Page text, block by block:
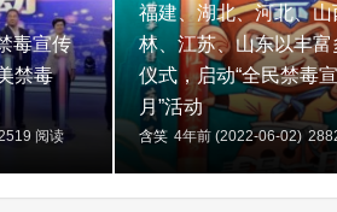
毒宣传
禁毒
阅读
福建、湖北、河北、山
林、江苏、山东以丰富
仪式，启动“全民禁毒
月”活动
含笑 4年前 (2022-06-02)